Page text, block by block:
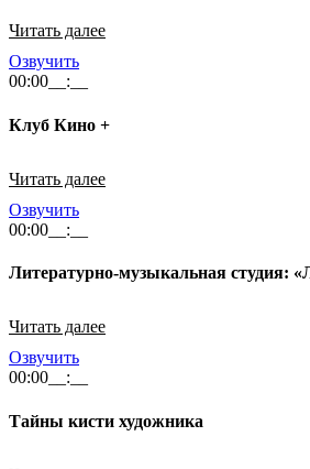
Читать далее
Озвучить
00:00 __:__
Клуб Кино +
Читать далее
Озвучить
00:00 __:__
Литературно-музыкальная студия:
Читать далее
Озвучить
00:00 __:__
Тайны кисти художника